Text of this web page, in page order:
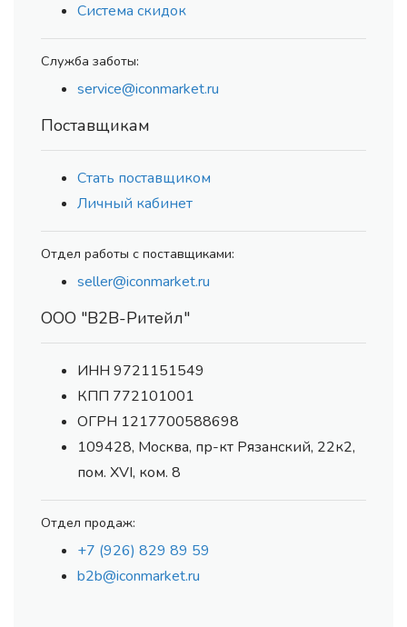
Система скидок
Служба заботы:
service@iconmarket.ru
Поставщикам
Стать поставщиком
Личный кабинет
Отдел работы с поставщиками:
seller@iconmarket.ru
ООО "В2В-Ритейл"
ИНН 9721151549
КПП 772101001
ОГРН 1217700588698
109428, Москва, пр-кт Рязанский, 22к2,
пом. XVI, ком. 8
Отдел продаж:
+7 (926) 829 89 59
b2b@iconmarket.ru